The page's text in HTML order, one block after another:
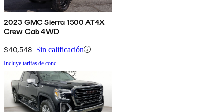
2023 GMC Sierra 1500 AT4X
Crew Cab 4WD
$40,548 Sin calificación
Incluye tarifas de conc.